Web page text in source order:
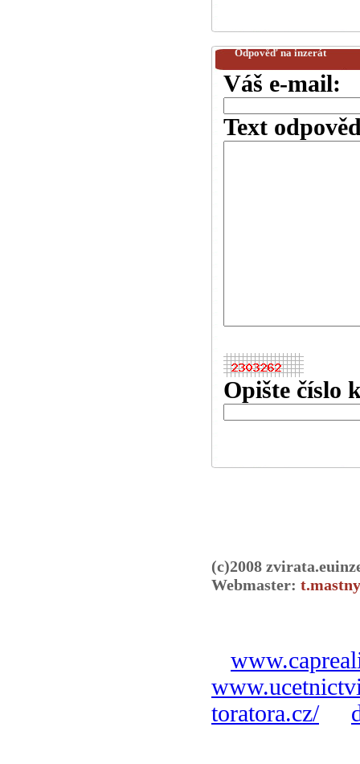
Odpověď na inzerát
Váš e-mail:
Text
Opište číslo
(c)2008
Webmaster:
toratora.cz/